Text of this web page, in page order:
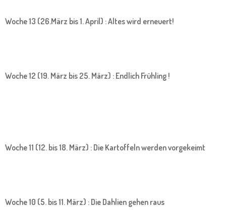
Woche 13 (26.März bis 1. April) : Altes wird erneuert!
Woche 12 (19. März bis 25. März) : Endlich Frühling !
Woche 11 (12. bis 18. März) : Die Kartoffeln werden vorgekeimt
Woche 10 (5. bis 11. März) : Die Dahlien gehen raus